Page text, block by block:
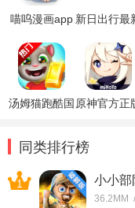
喵呜漫画app 新日出行最
汤姆猫跑酷国 原神官方正
同类排行榜
1 小小部
36.2MM